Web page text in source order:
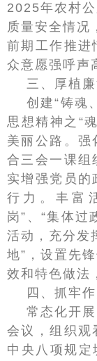
2025年农村
质量安全情况
前期工作推进
众意愿强呼声
三、厚植
创建“铸魂
思想精神之“
美丽公路。强
合三会一课组
实增强党员的
行力。丰富
岗”、“集体过
活动，充分发
地”，设置先
效和特色做法
四、抓牢
常态化开
会议，组织观
中央八项规定